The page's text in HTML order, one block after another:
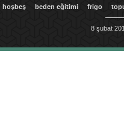
hoşbeş beden eğitimi frigo
8 şubat